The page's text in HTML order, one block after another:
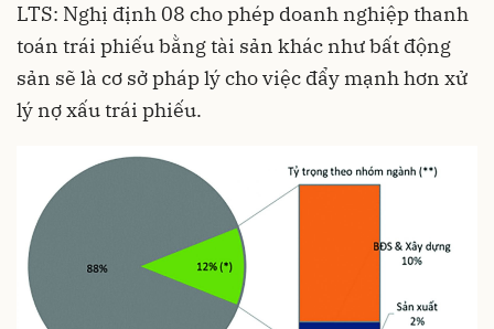
LTS: Nghị định 08 cho phép doanh nghiệp thanh
toán trái phiếu bằng tài sản khác như bất động
sản sẽ là cơ sở pháp lý cho việc đẩy mạnh hơn xử
lý nợ xấu trái phiếu.